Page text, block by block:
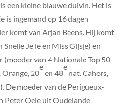
een kleine blauwe duivin. Het is
is ingemand op 16 dagen
komt van Arjan Beens. Hij komt
Snelle Jelle en Miss Gijsje) en
(moeder van 4 Nationale Top 50
Orange, 20
e
en 48
e
nat. Cahors,
De moeder van de Perigueux-
Peter Oele uit Oudelande